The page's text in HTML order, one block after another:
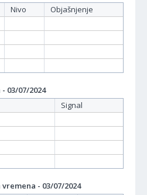
Nivo
Objašnjenje
03/07/2024
Signal
- 03/07/2024